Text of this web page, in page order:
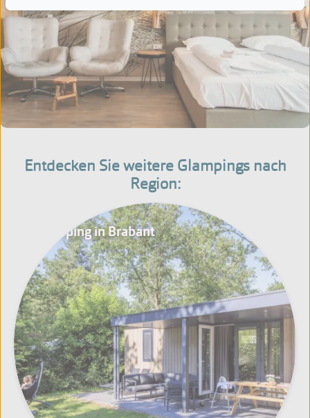
Entdecken Sie weitere Glampings nach
Region:
Glamping in Brabant